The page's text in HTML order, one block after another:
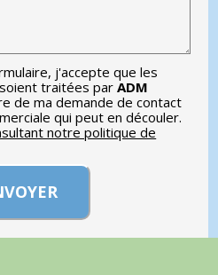
j'accepte que les
traitées parADM
de ma demande de contact
qui peut en découler.
notre politique de